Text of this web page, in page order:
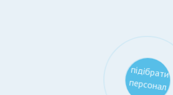
підібрати
персонал